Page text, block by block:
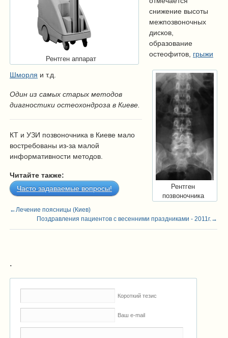
Рентген аппарат
Рентген
позвоночника
снижение высоты
межпозвоночных
дисков,
образование
остеофитов, грыжи
Шморля и т.д.
Один из самых старых методов
диагностики остеохондроза в Киеве.
КТ и УЗИ позвоночника в Киеве мало
востребованы из-за малой
информативности методов.
Читайте также:
Часто задаваемые вопросы!
←Лечение поясницы (Киев)
Поздравления пациентов с весенними праздниками - 2011г.→
.
Короткий тезис
Ваш e-mail